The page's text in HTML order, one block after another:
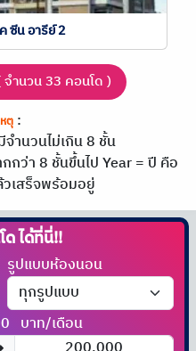
ซีน อารีย์ 2
ำนวน 33 คอนโด )
ตุ:
ำนวนไม่เกิน 8 ชั้น
กว่า 8 ชั้นขึ้นไปYear = ปี คือ
เสร็จพร้อมอยู่
ดได้ที่นี่!!
รูปแบบห้องนอน
บาท/เดือน